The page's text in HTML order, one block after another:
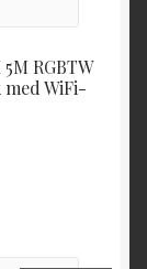
RGBTW
WiFi-